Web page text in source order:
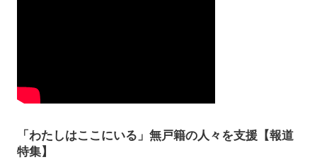
「わたしはここにいる」無戸籍の人々を支援【報道
特集】